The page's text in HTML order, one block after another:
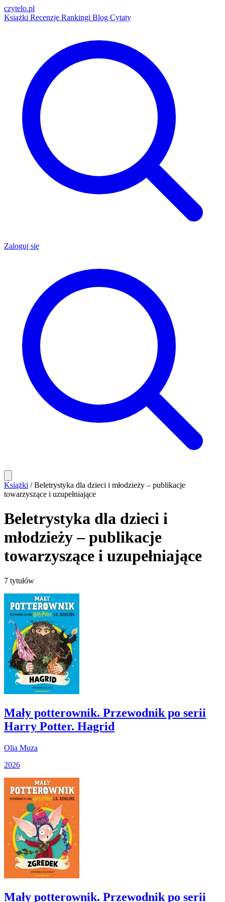
czytelo.pl
Książki Recenzje Rankingi Blog Cytaty
Zaloguj się
Książki / Beletrystyka dla dzieci i młodzieży – publikacje
towarzyszące i uzupełniające
Beletrystyka dla dzieci i
młodzieży – publikacje
towarzyszące i uzupełniające
7 tytułów
Mały potterownik. Przewodnik po serii
Harry Potter. Hagrid
Olia Muza
2026
Mały potterownik. Przewodnik po serii